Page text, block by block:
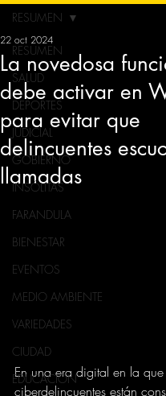
RESUMEN
SALUD
DEPORTES
JUDICIAL
GOBIERNO
INSÓLITAS
FARANDULA
BIENESTAR
EVENTOS
MEDIO AMBIENTE
VARIEDADES
CIUDAD
EDUCACION
RESUMEN
La novedosa
debe activar en
para evitar que
delincuentes
llamadas
22 oct 2024
En una era digital en la
ciberdelincuentes están